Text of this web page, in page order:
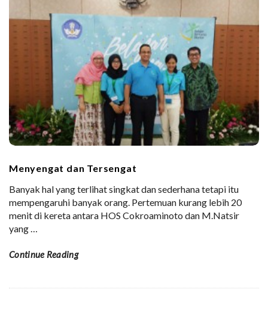
Menyengat dan Tersengat
Banyak hal yang terlihat singkat dan sederhana tetapi itu
mempengaruhi banyak orang. Pertemuan kurang lebih 20
menit di kereta antara HOS Cokroaminoto dan M.Natsir
yang…
Continue Reading